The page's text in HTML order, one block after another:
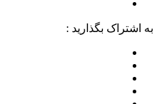
به اشتراک بگذارید :